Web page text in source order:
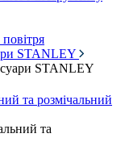
STANLEY
STANLEY
та розмічальний
та